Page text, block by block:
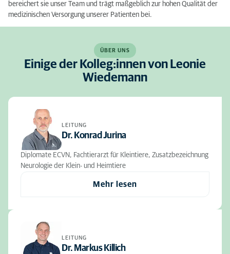
bereichert sie unser Team und trägt maßgeblich zur hohen Qualität der
medizinischen Versorgung unserer Patienten bei.
ÜBER UNS
Einige der Kolleg:innen von Leonie
Wiedemann
LEITUNG
Dr. Konrad Jurina
Diplomate ECVN, Fachtierarzt für Kleintiere, Zusatzbezeichnung
Neurologie der Klein- und Heimtiere
Mehr lesen
LEITUNG
Dr. Markus Killich